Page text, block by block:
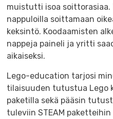
muistutti isoa soittorasiaa.
nappuloilla soittamaan
keksintö. Koodaamisten
nappeja paineli ja yritti
aikaiseksi.
Lego-education tarjosi
tilaisuuden tutustua Lego
paketilla sekä pääsin
tuleviin STEAM